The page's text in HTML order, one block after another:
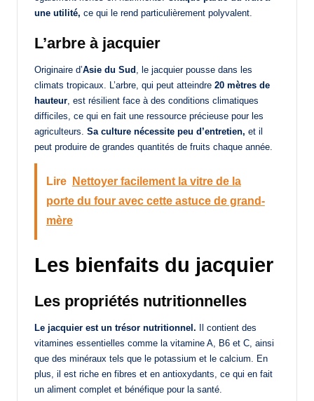
une utilité, ce qui le rend particulièrement polyvalent.
L’arbre à jacquier
Originaire d’Asie du Sud , le jacquier pousse dans les
climats tropicaux. L’arbre, qui peut atteindre 20 mètres de
hauteur , est résilient face à des conditions climatiques
difficiles, ce qui en fait une ressource précieuse pour les
agriculteurs. Sa culture nécessite peu d’entretien, et il
peut produire de grandes quantités de fruits chaque année.
Lire
Nettoyer facilement la vitre de la
porte du four avec cette astuce de grand-
mère
Les bienfaits du jacquier
Les propriétés nutritionnelles
Le jacquier est un trésor nutritionnel. Il contient des
vitamines essentielles comme la vitamine A, B6 et C, ainsi
que des minéraux tels que le potassium et le calcium. En
plus, il est riche en fibres et en antioxydants, ce qui en fait
un aliment complet et bénéfique pour la santé.